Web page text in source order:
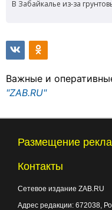
В Забайкалье из-за
Важные и
"ZAB.RU"
Размещение
Контакты
Сетевое издание ZAB.RU
Адрес редакции: 672038 ,